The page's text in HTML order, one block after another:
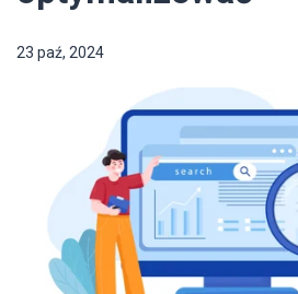
Blog
Polski
23 paź, 2024